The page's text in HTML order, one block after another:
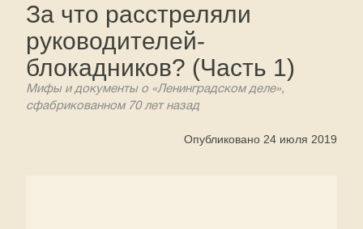
За что расстреляли
руководителей-
блокадников? (Часть 1)
Мифы и документы о «Ленинградском деле»,
сфабрикованном 70 лет назад
Опубликовано 24 июля 2019